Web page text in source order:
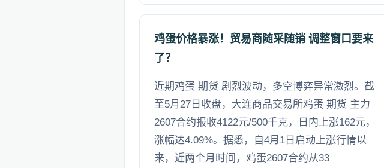
鸡蛋价格暴涨！贸易商随采随销 调整窗口要来
了？
近期鸡蛋 期货 剧烈波动，多空博弈异常激烈。截
至5月27日收盘，大连商品交易所鸡蛋 期货 主力
2607合约报收4122元/500千克，日内上涨162元，
涨幅达4.09%。据悉，自4月1日启动上涨行情以
来，近两个月时间，鸡蛋2607合约从33